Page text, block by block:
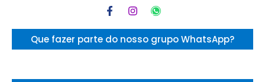
Que fazer parte do nosso grupo WhatsApp?